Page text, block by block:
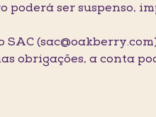
ser suspenso,
obrigações, a conta